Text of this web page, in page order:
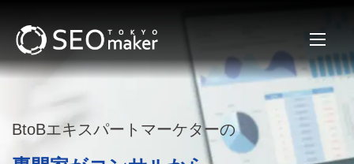
BtoBエキスパートマーケターの